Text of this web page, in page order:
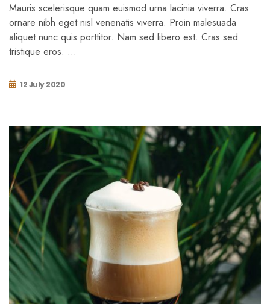
Mauris scelerisque quam euismod urna lacinia viverra. Cras
ornare nibh eget nisl venenatis viverra. Proin malesuada
aliquet nunc quis porttitor. Nam sed libero est. Cras sed
tristique eros. …
12 July 2020